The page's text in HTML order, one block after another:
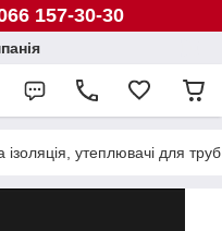
157-30-30
ізоляція, утеплювачі для труб